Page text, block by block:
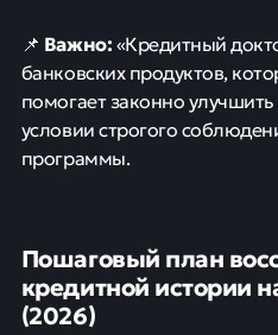
📌 Важно:«Кредитный
банковских продуктов,
помогает законно
условии строгого
программы.
Пошаговый план
кредитной истории
(2026)